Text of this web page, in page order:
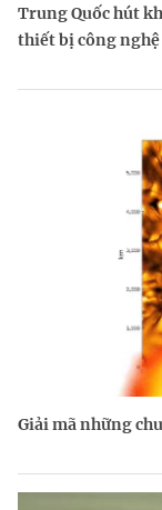
Trung Quốc hút
thiết bị công nghệ
Giải mã những